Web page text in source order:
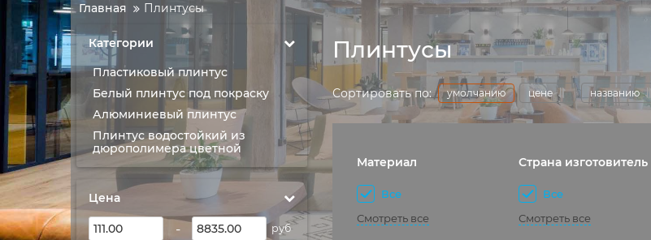
Главная Плинтусы
Категории
Пластиковый плинтус
Белый плинтус под покраску
Алюминиевый плинтус
Плинтус водостойкий из
дюрополимера цветной
Цена
- руб
Плинтусы
Сортировать по: умолчанию цене названию
Материал
Все
Смотреть все
Страна изготовитель
Все
Смотреть все